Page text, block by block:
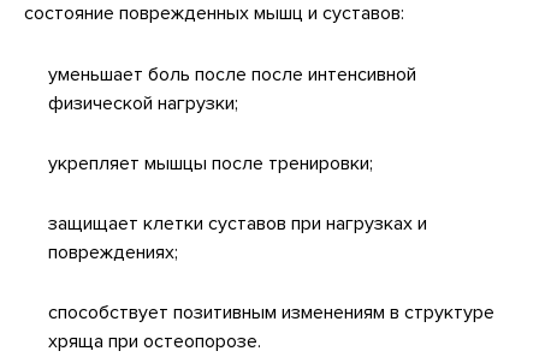
состояние поврежденных мышц и суставов:
уменьшает боль после после интенсивной
физической нагрузки;
укрепляет мышцы после тренировки;
защищает клетки суставов при нагрузках и
повреждениях;
способствует позитивным изменениям в структуре
хряща при остеопорозе.